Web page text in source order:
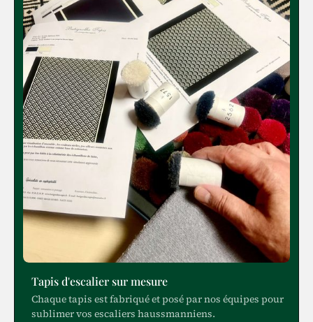
Tapis d'escalier sur mesure
Chaque tapis est fabriqué et posé par nos équipes pour
sublimer vos escaliers haussmanniens.